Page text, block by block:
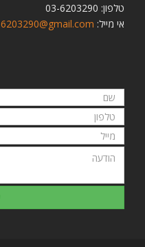
טלפון: 03-6203290
אי מייל: 6203290@gmail.com